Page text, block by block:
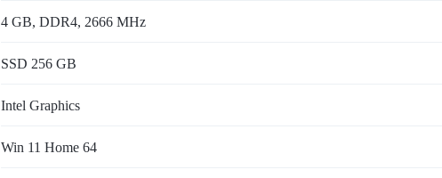
4 GB, DDR4, 2666 MHz
SSD 256 GB
Intel Graphics
Win 11 Home 64